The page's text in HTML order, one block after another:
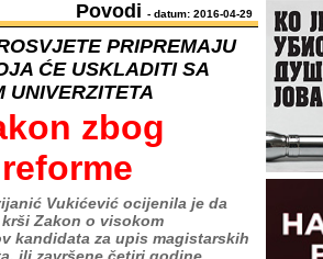
Povodi - datum: 2016-04-29
PRIPREMAJU
ĆE USKLADITI SA
UNIVERZITETA
zbog
Vukićević ocijenila je da
Zakon o visokom
kandidata za upis magistarskih